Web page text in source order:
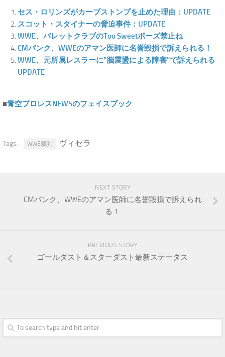
セス・ロリンズがカーブストンプを止めた理由：UPDATE
スコット・スタイナーの脅迫事件：UPDATE
WWE、バレットクラブのToo Sweetポーズ禁止ね
CMパンク、WWEのアマン医師に名誉毀損で訴えられる！
WWE、元所属レスラーに”脳震盪による障害”で訴えられる
UPDATE
■青空プロレスNEWSのフェイスブック
Tags: WWE裁判 ヴィセラ
NEXT STORY
CMパンク、WWEのアマン医師に名誉毀損で訴えられ
る！
PREVIOUS STORY
ゴールダスト＆スターダスト最新ステータス